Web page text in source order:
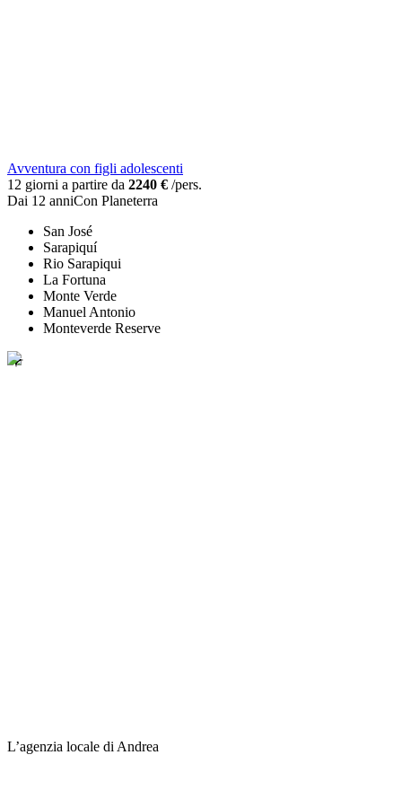
Avventura con figli adolescenti
12 giorni a partire da 2240 € /pers.
Dai 12 anniCon Planeterra
San José
Sarapiquí
Rio Sarapiqui
La Fortuna
Monte Verde
Manuel Antonio
Monteverde Reserve
L’agenzia locale di Andrea